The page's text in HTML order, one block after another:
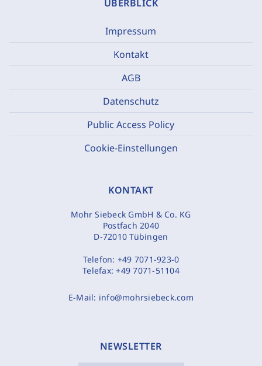
ÜBERBLICK
Impressum
Kontakt
AGB
Datenschutz
Public Access Policy
Cookie-Einstellungen
KONTAKT
Mohr Siebeck GmbH & Co. KG
Postfach 2040
D-72010 Tübingen
Telefon: +49 7071-923-0
Telefax:+49 7071-51104
E-Mail: info@mohrsiebeck.com
NEWSLETTER